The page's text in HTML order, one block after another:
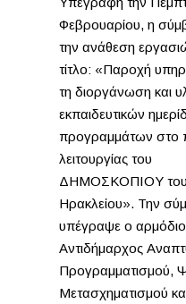
Φεβρουαρίου, η
την ανάθεση
τίτλο: «Παροχή
τη διοργάνωση και
εκπαιδευτικών
προγραμμάτων στο
λειτουργίας του
ΔΗΜΟΣΚΟΠΙΟΥ
Ηρακλείου». Την
υπέγραψε ο
Αντιδήμαρχος
Προγραμματισμού,
Μετασχηματισμού